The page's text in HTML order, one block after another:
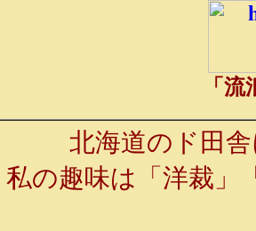
「
北海道のド田
私の趣味は「洋裁」